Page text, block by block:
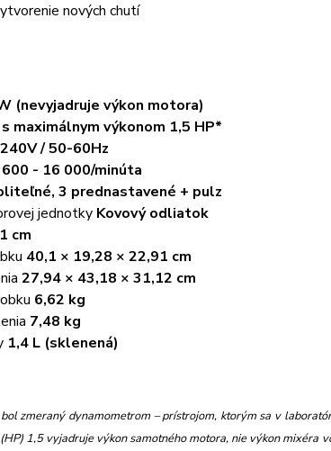
nových chutí
(nevyjadruje výkon motora)
maximálnym výkonom 1,5 HP*
/ 50-60Hz
- 16 000/minúta
3 prednastavené + pulz
jednotkyKovový odliatok
cm
40,1 × 19,28 × 22,91 cm
27,94 × 43,18 × 31,12 cm
6,62 kg
7,48 kg
1,4 L (sklenená)
zmeraný dynamometrom – prístrojom, ktorým sa v
1,5 vyjadruje výkon samotného motora, nie výkon mixéra